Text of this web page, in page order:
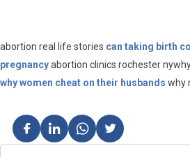
abortion real life stories can taking birth
pregnancyabortion clinics rochester
why women cheat on their husbands why